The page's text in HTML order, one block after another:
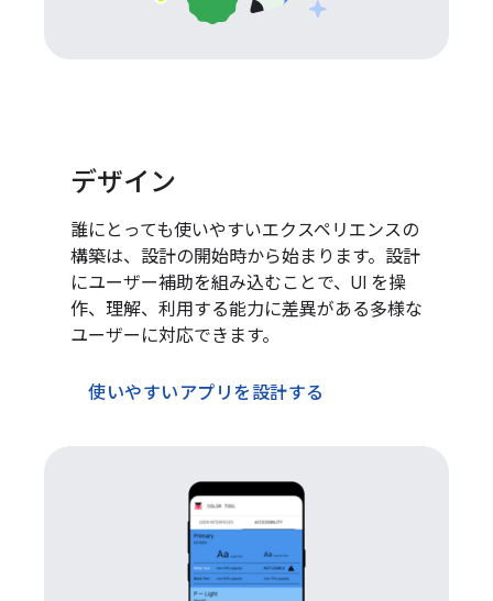
デザイン
誰にとっても使いやすいエクスペリエンスの
構築は、設計の開始時から始まります。設計
にユーザー補助を組み込むことで、UI を操
作、理解、利用する能力に差異がある多様な
ユーザーに対応できます。
使いやすいアプリを設計する